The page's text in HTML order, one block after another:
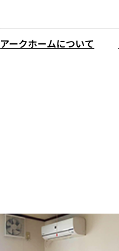
アークホームについて